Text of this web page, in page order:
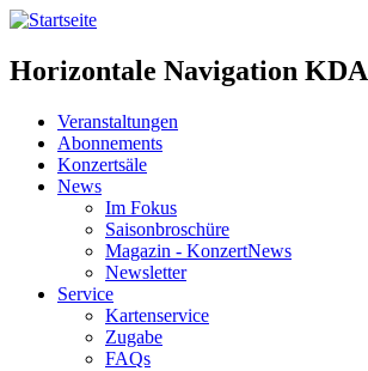
Horizontale Navigation KDA
Veranstaltungen
Abonnements
Konzertsäle
News
Im Fokus
Saisonbroschüre
Magazin - KonzertNews
Newsletter
Service
Kartenservice
Zugabe
FAQs